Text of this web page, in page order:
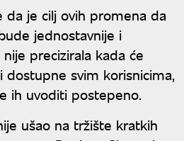
da je cilj ovih promena da
jednostavnije i
precizirala kada će
dostupne svim korisnicima,
ih uvoditi postepeno.
ušao na tržište kratkih